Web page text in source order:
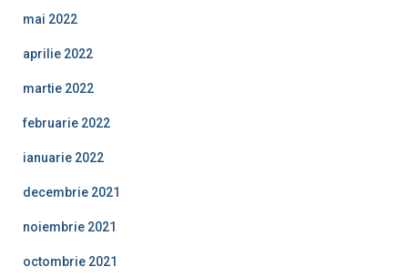
mai 2022
aprilie 2022
martie 2022
februarie 2022
ianuarie 2022
decembrie 2021
noiembrie 2021
octombrie 2021